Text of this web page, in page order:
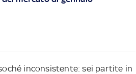
inconsistente: sei partite in